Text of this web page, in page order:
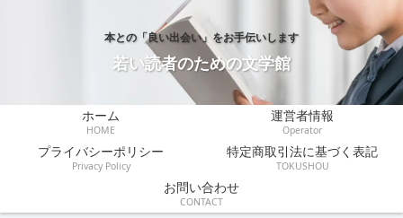
本との「良い出会い」をお手伝いします
若い読者のための文学館
ホーム
HOME
運営者情報
Operator
プライバシーポリシー
Privacy Policy
特定商取引法に基づく表記
TOKUSHOU
お問い合わせ
CONTACT